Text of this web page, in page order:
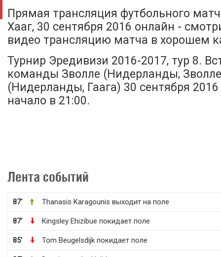
Прямая трансляция футбольного
Хааг, 30 сентября 2016 онлайн -
видео трансляцию матча в хорошем
Турнир Эредивизи 2016-2017, тур 8.
команды Зволле (Нидерланды,
(Нидерланды, Гаага) 30 сентября
начало в 21:00.
Лента событий
87' Thanasis Karagounis выходит на поле
87' Kingsley Ehizibue покидает поле
85' Tom Beugelsdijk покидает поле